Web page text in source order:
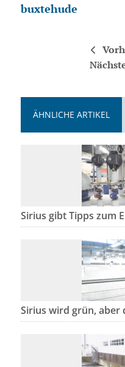
buxtehude
ÄHNLICHE ARTIKEL
Sirius gibt Tipps zum
Sirius wird grün, aber